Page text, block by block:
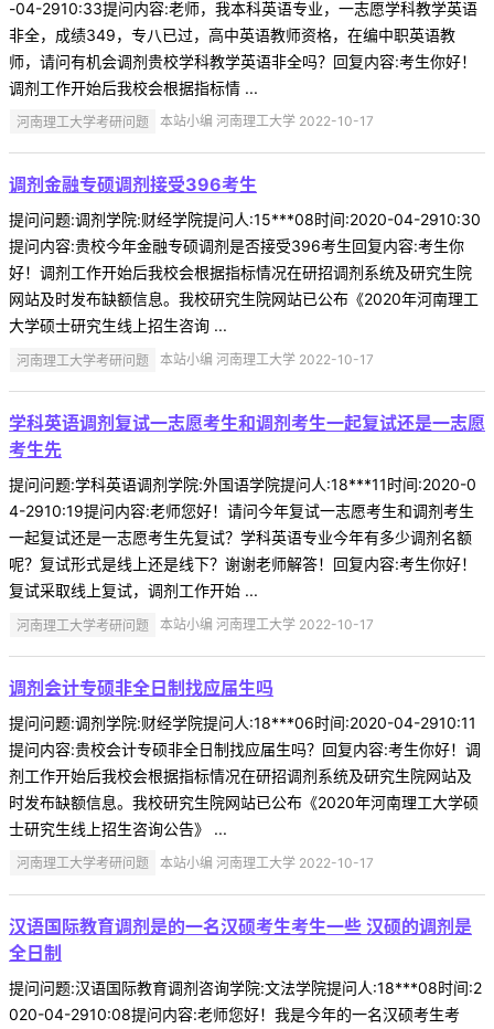
-04-2910:33提问内容:老师，我本科英语专业，一志愿学科教学英语
非全，成绩349，专八已过，高中英语教师资格，在编中职英语教
师，请问有机会调剂贵校学科教学英语非全吗？回复内容:考生你好！
调剂工作开始后我校会根据指标情 ...
河南理工大学考研问题 本站小编 河南理工大学 2022-10-17
调剂金融专硕调剂接受396考生
提问问题:调剂学院:财经学院提问人:15***08时间:2020-04-2910:30
提问内容:贵校今年金融专硕调剂是否接受396考生回复内容:考生你
好！调剂工作开始后我校会根据指标情况在研招调剂系统及研究生院
网站及时发布缺额信息。我校研究生院网站已公布《2020年河南理工
大学硕士研究生线上招生咨询 ...
河南理工大学考研问题 本站小编 河南理工大学 2022-10-17
学科英语调剂复试一志愿考生和调剂考生一起复试还是一志愿
考生先
提问问题:学科英语调剂学院:外国语学院提问人:18***11时间:2020-0
4-2910:19提问内容:老师您好！请问今年复试一志愿考生和调剂考生
一起复试还是一志愿考生先复试？学科英语专业今年有多少调剂名额
呢？复试形式是线上还是线下？谢谢老师解答！回复内容:考生你好！
复试采取线上复试，调剂工作开始 ...
河南理工大学考研问题 本站小编 河南理工大学 2022-10-17
调剂会计专硕非全日制找应届生吗
提问问题:调剂学院:财经学院提问人:18***06时间:2020-04-2910:11
提问内容:贵校会计专硕非全日制找应届生吗？回复内容:考生你好！调
剂工作开始后我校会根据指标情况在研招调剂系统及研究生院网站及
时发布缺额信息。我校研究生院网站已公布《2020年河南理工大学硕
士研究生线上招生咨询公告》 ...
河南理工大学考研问题 本站小编 河南理工大学 2022-10-17
汉语国际教育调剂是的一名汉硕考生考生一些 汉硕的调剂是
全日制
提问问题:汉语国际教育调剂咨询学院:文法学院提问人:18***08时间:2
020-04-2910:08提问内容:老师您好！我是今年的一名汉硕考生考